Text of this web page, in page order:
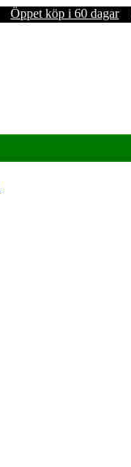
Öppet köp i 60 dagar